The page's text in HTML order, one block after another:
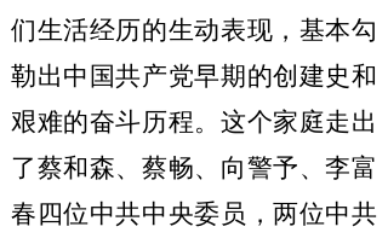
们生活经历的生动表现，基本勾
勒出中国共产党早期的创建史和
艰难的奋斗历程。 这个家庭走出
了蔡和森、蔡畅、向警予、李富
春四位中共中央委员，两位中共